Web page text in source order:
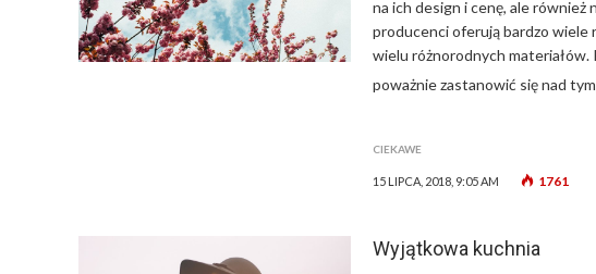
na ich design i cenę, ale również
producenci oferują bardzo wiele
wielu różnorodnych
poważnie zastanowić się nad
CIEKAWE
15 LIPCA, 2018, 9:05 AM 1761
Wyjątkowa kuchnia